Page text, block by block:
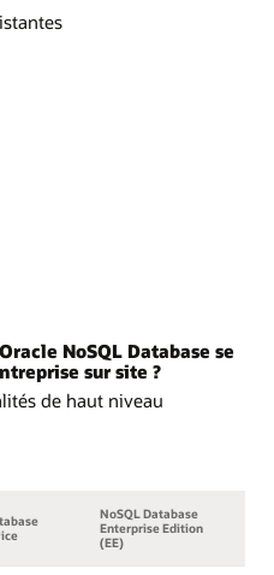
NoSQL Database se
sur site ?
de haut niveau
NoSQL Database
Enterprise Edition
(EE)